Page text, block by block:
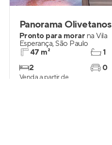
Panorama Olivetanos
Pronto para morar na Vila
Esperança,São Paulo
47 m²
2
1
0
Venda a partir de